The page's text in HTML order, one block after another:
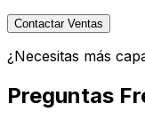
Contactar Ventas
¿Necesitas más
Preguntas